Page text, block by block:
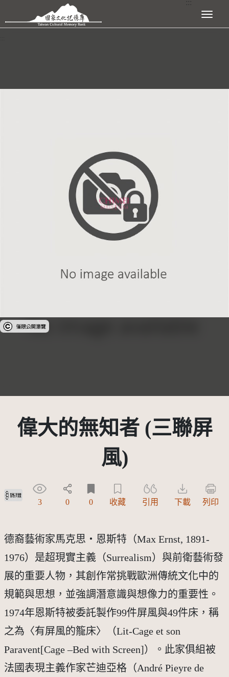
跳到主要內容區塊 展開選單
受著作權法保護-僅限於本平台有限度公開瀏覽
偉大的無知者 (三聯屏
風)
受著作權法保護-僅限於本平台有限度公開瀏覽
3 0 0 收藏 引用 下載 列印
德裔藝術家馬克思‧恩斯特（Max Ernst, 1891-
1976）是超現實主義（Surrealism）與前衛藝術發
展的重要人物，其創作常挑戰歐洲傳統文化中的
規範與思想，並強調潛意識與想像力的重要性。
1974年恩斯特被委託製作99件屏風與49件床，稱
之為〈有屏風的籠床〉（Lit-Cage et son
Paravent[Cage –Bed with Screen]）。此家俱組被
法國表現主義作家芒迪亞格（André Pieyre de